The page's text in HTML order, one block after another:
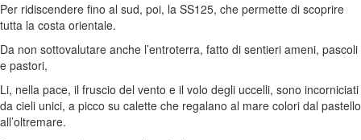
Per ridiscendere fino al sud, poi, la SS125, che permette di scoprire
tutta la costa orientale.
Da non sottovalutare anche l’entroterra, fatto di sentieri ameni, pascoli
e pastori,
Li, nella pace, il fruscio del vento e il volo degli uccelli, sono incorniciati
da cieli unici, a picco su calette che regalano al mare colori dal pastello
all’oltremare.